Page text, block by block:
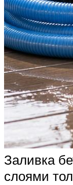
Заливка
слоями